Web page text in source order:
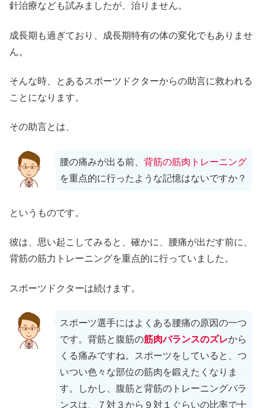
針治療なども試みましたが、治りません。
成長期も過ぎており、成長期特有の体の変化でもありませ
ん。
そんな時、とあるスポーツドクターからの助言に救われる
ことになります。
その助言とは、
腰の痛みが出る前、 背筋の筋肉トレーニング
を重点的に行ったような記憶はないですか？
というものです。
彼は、思い起こしてみると、確かに、腰痛が出だす前に、
背筋の筋力トレーニングを重点的に行っていました。
スポーツドクターは続けます。
スポーツ選手にはよくある腰痛の原因の一つ
です。背筋と腹筋の筋肉バランスのズレから
くる痛みですね。スポーツをしていると、つ
いつい色々な部位の筋肉を鍛えたくなりま
す。しかし、腹筋と背筋のトレーニングバラ
ンスは、７対３から９対１ぐらいの比率で十